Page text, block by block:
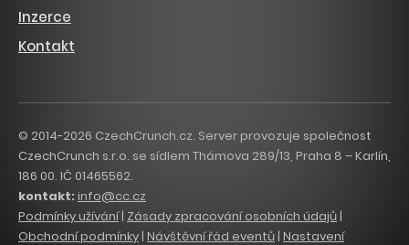
Inzerce
Kontakt
© 2014-2026 CzechCrunch.cz. Server provozuje společnost
CzechCrunch s.r.o. se sídlem Thámova 289/13, Praha 8 – Karlín,
186 00. IČ 01465562.
kontakt:info@cc.cz
Podmínky užívání| Zásady zpracování osobních údajů |
Obchodní podmínky | Návštěvní řád eventů | Nastavení